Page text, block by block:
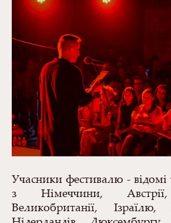
Учасники фестивалю - відомі
з Німеччини,
Великобританії,